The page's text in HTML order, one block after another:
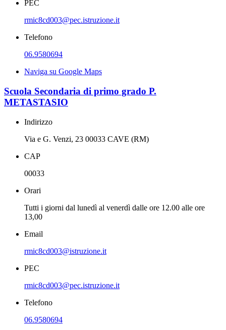
PEC
rmic8cd003@pec.istruzione.it
Telefono
06.9580694
Naviga su Google Maps
Scuola Secondaria di primo grado P.
METASTASIO
Indirizzo
Via e G. Venzi, 23 00033 CAVE (RM)
CAP
00033
Orari
Tutti i giorni dal lunedì al venerdì dalle ore 12.00 alle ore
13,00
Email
rmic8cd003@istruzione.it
PEC
rmic8cd003@pec.istruzione.it
Telefono
06.9580694